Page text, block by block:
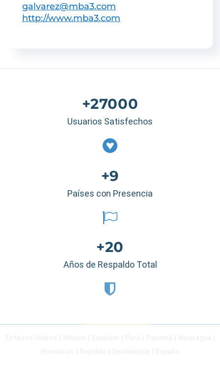
galvarez@mba3.com
http://www.mba3.com
+27000
Usuarios Satisfechos
+9
Países con Presencia
+20
Años de Respaldo Total